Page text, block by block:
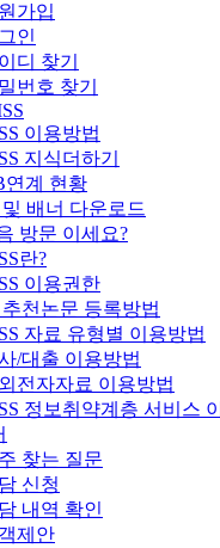
가입
인
디 찾기
번호 찾기
이용방법
지식더하기
연계 현황
배너 다운로드
방문 이세요?
란?
이용권한
추천논문 등록방법
자료 유형별 이용방법
/대출 이용방법
전자자료 이용방법
정보취약계층 서비스
찾는 질문
신청
내역 확인
제안